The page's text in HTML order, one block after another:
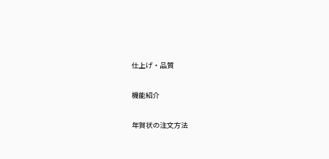
仕上げ・品質
機能紹介
年賀状の注文方法